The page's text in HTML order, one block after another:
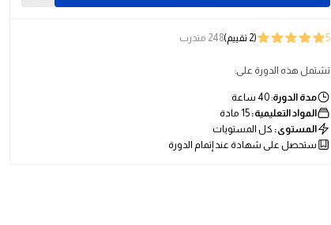
5 (2 تقييم) 248 متدرب
تشتمل هذه الدورة على:
مدة الدورة: 40 ساعة
المواد التعليمية: 15 مادة
المستوى: كل المستويات
ستحصل على شهادة عند إتمام الدورة